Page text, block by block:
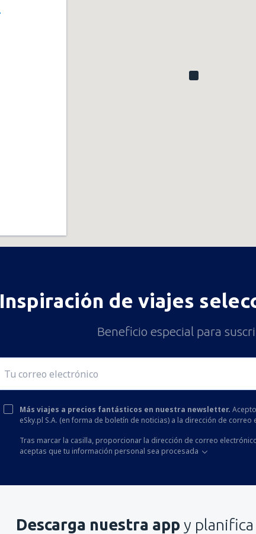
Inspiración de viajes
Beneficio especial para
Más viajes a precios fantásticos en nuestra newsletter.
eSky.pl S.A. (en forma de boletín de noticias) a la dirección de
Tras marcar la casilla, proporcionar la dirección de correo
aceptas que tu información personal sea procesada
Descarga nuestra app y planifica